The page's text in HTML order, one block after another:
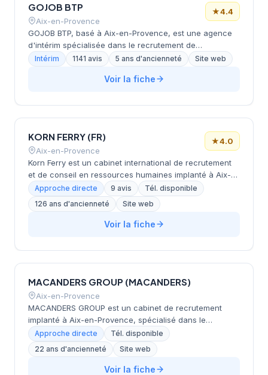
RH SANTE, LHH accompagne les candidats et les
entreprises tout au long de leurs parcours
professionnels.
GOJOB BTP
Aix-en-Provence
★4.4
GOJOB BTP, basé à Aix-en-Provence, est une agence
d'intérim spécialisée dans le recrutement de
professionnels du secteur du bâtiment et travaux
d'emploi en intérim et combine expertise terrain avec
poste rapide et efficace. Présente sur plus de 6 500
sites clients en Europe et aux États-Unis, GOJOB BTP
entreprises dans leurs besoins en recrutement.
Intérim 1141 avis 5 ans d'ancienneté Site web
Voir la fiche
KORN FERRY (FR)
Aix-en-Provence
★4.0
Korn Ferry est un cabinet international de recrutement
et de conseil en ressources humaines implanté à Aix-
en-Provence. Spécialisé dans le recrutement de cadres
et dirigeants (Executive Search et Professional Search),
il intervient auprès de clients des secteurs financiers,
technologiques, industriels et des services. Le cabinet
Approche directe 9 avis
Tél. disponible
126 ans d'ancienneté
Site web
Voir la fiche
MACANDERS GROUP (MACANDERS)
Aix-en-Provence
MACANDERS GROUP est un cabinet de recrutement
implanté à Aix-en-Provence, spécialisé dans le
sourcing et l'évaluation de cadres, experts et dirigeants
depuis 1993. Le cabinet intervient sur six secteurs clés :
l'industrie et l'ingénierie, la santé et sciences de la vie,
les technologies et transformation digitale, la grande
Approche directe
Tél. disponible
22 ans d'ancienneté
Site web
Voir la fiche